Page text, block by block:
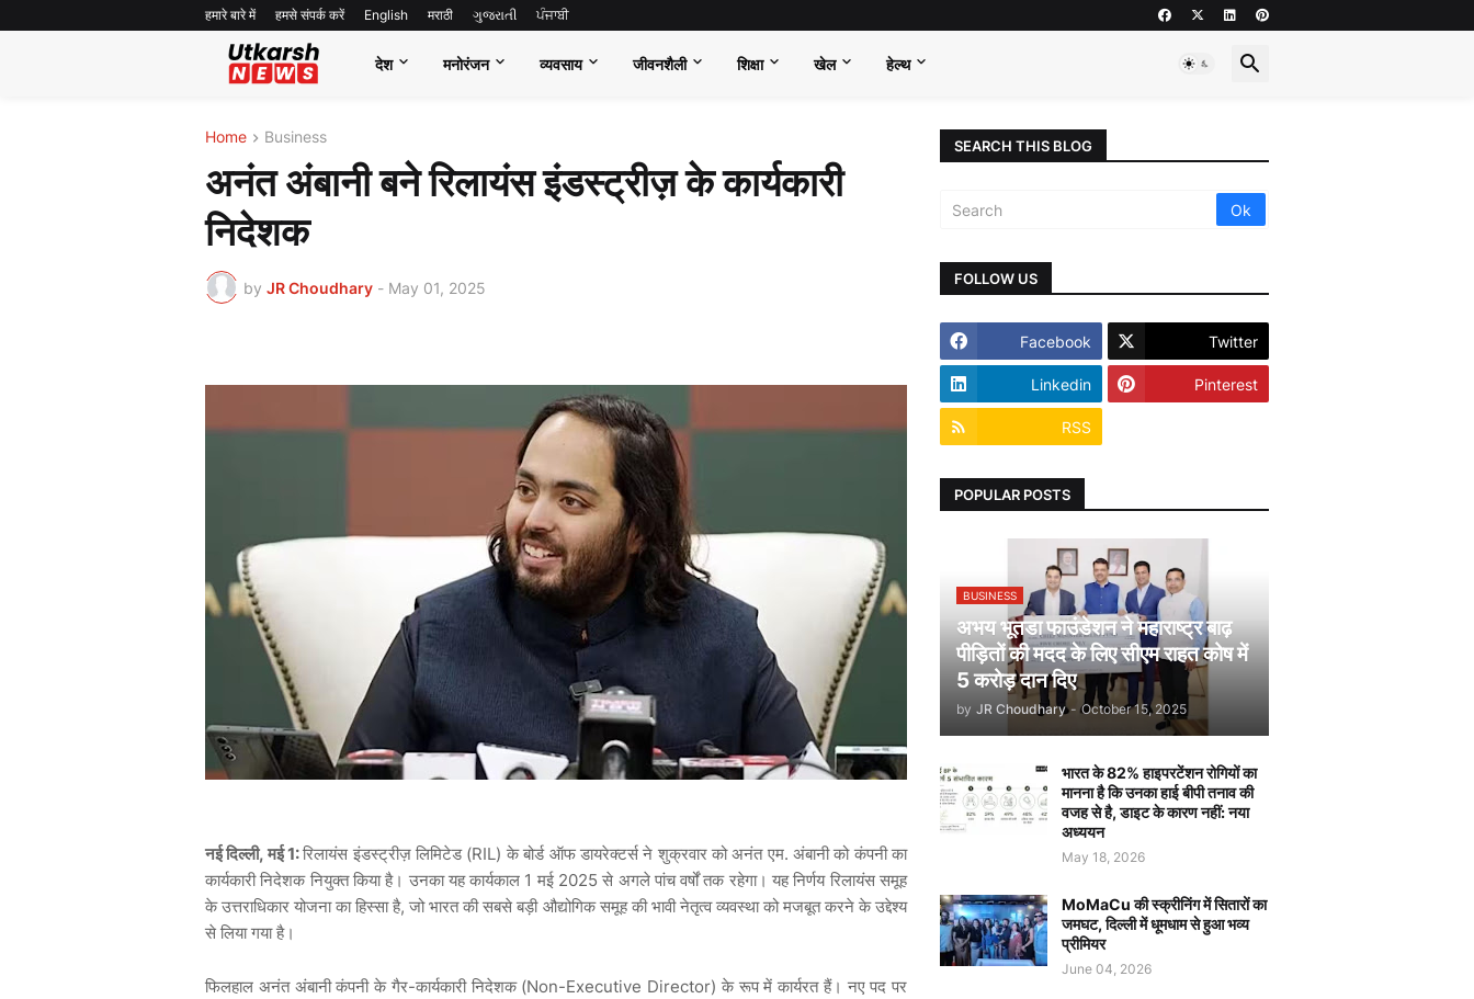
हमारे बारे में हमसे संपर्क करें English मराठी ગુજરાતી ਪੰਜਾਬੀ
देश मनोरंजन व्यवसाय जीवनशैली शिक्षा खेल हेल्थ
Home Business
अनंत अंबानी बने रिलायंस इंडस्ट्रीज़ के कार्यकारी
निदेशक
by JR Choudhary - May 01, 2025
नई दिल्ली, मई 1:रिलायंस इंडस्ट्रीज़ लिमिटेड (RIL) के बोर्ड ऑफ डायरेक्टर्स ने शुक्रवार को अनंत एम. अंबानी को कंपनी का
कार्यकारी निदेशक नियुक्त किया है। उनका यह कार्यकाल 1 मई 2025 से अगले पांच वर्षों तक रहेगा। यह निर्णय रिलायंस समूह
के उत्तराधिकार योजना का हिस्सा है, जो भारत की सबसे बड़ी औद्योगिक समूह की भावी नेतृत्व व्यवस्था को मजबूत करने के उद्देश्य
से लिया गया है।
फिलहाल अनंत अंबानी कंपनी के गैर-कार्यकारी निदेशक (Non-Executive Director) के रूप में कार्यरत हैं। नए पद पर
SEARCH THIS BLOG
FOLLOW US
Facebook Twitter
Linkedin Pinterest
RSS
POPULAR POSTS
BUSINESS
अभय भूतडा फाउंडेशन ने महाराष्ट्र बाढ़
पीड़ितों की मदद के लिए सीएम राहत कोष में
5 करोड़ दान दिए
by JR Choudhary - October 15, 2025
भारत के 82% हाइपरटेंशन रोगियों का
मानना है कि उनका हाई बीपी तनाव की
वजह से है, डाइट के कारण नहीं: नया
अध्ययन
May 18, 2026
MoMaCu की स्क्रीनिंग में सितारों का
जमघट, दिल्ली में धूमधाम से हुआ भव्य
प्रीमियर
June 04, 2026